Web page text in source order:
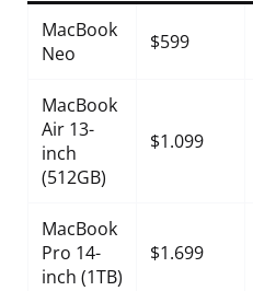
MacBook
Neo
$599
MacBook
Air 13-
inch
(512GB)
$1.099
MacBook
Pro 14-
inch (1TB)
$1.699